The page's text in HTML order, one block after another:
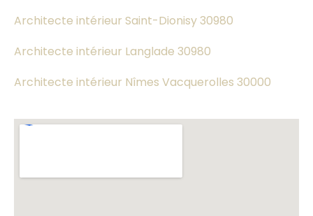
Architecte intérieur Saint-Dionisy 30980
Architecte intérieur Langlade 30980
Architecte intérieur Nîmes Vacquerolles 30000